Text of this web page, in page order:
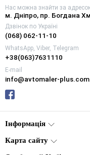
Нас можна знайти за
м. Дніпро, пр. Богдана
Дзвінок по Україні
(068) 062-11-10
WhatsApp, Viber, Telegram
+38(063)7631110
E-mail
info@avtomaler-
Інформація
Карта сайту